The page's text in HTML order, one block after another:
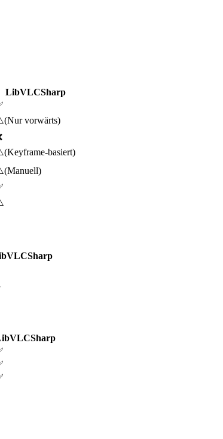
LibVLCSharp
(Nur vorwärts)
(Keyframe-basiert)
(Manuell)